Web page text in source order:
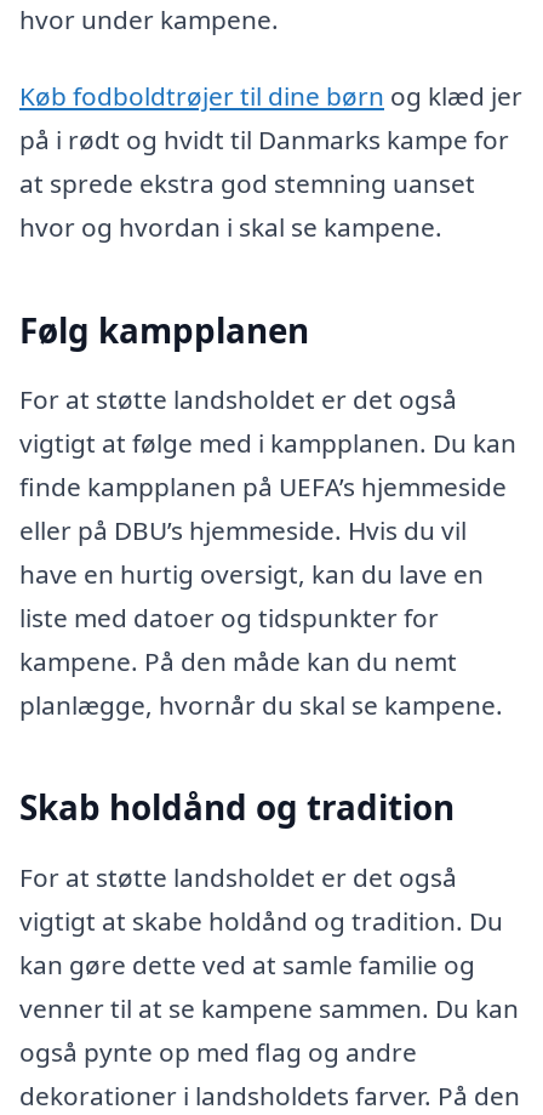
hvor under kampene.
Køb fodboldtrøjer til dine børn og klæd jer
på i rødt og hvidt til Danmarks kampe for
at sprede ekstra god stemning uanset
hvor og hvordan i skal se kampene.
Følg kampplanen
For at støtte landsholdet er det også
vigtigt at følge med i kampplanen. Du kan
finde kampplanen på UEFA’s hjemmeside
eller på DBU’s hjemmeside. Hvis du vil
have en hurtig oversigt, kan du lave en
liste med datoer og tidspunkter for
kampene. På den måde kan du nemt
planlægge, hvornår du skal se kampene.
Skab holdånd og tradition
For at støtte landsholdet er det også
vigtigt at skabe holdånd og tradition. Du
kan gøre dette ved at samle familie og
venner til at se kampene sammen. Du kan
også pynte op med flag og andre
dekorationer i landsholdets farver. På den